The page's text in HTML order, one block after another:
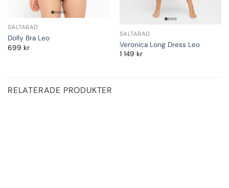
SALTABAD
Dolly Bra Leo
699 kr
SALTABAD
Veronica Long Dress Leo
1 149 kr
RELATERADE PRODUKTER